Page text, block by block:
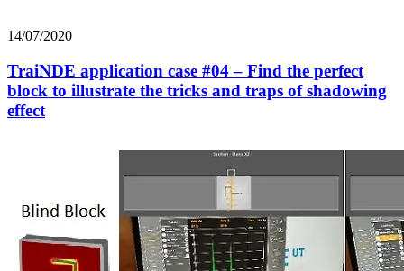
14/07/2020
TraiNDE application case #04 – Find the perfect
block to illustrate the tricks and traps of shadowing
effect